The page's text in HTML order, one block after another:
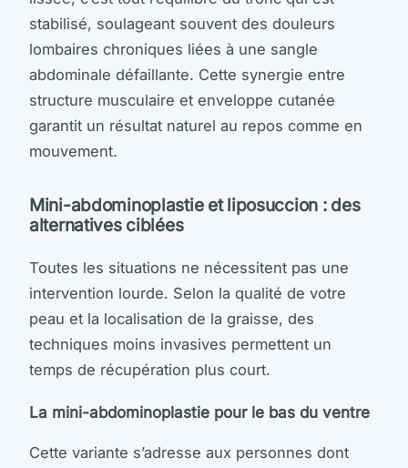
stabilisé, soulageant souvent des douleurs
lombaires chroniques liées à une sangle
abdominale défaillante. Cette synergie entre
structure musculaire et enveloppe cutanée
garantit un résultat naturel au repos comme en
mouvement.
Mini-abdominoplastie et liposuccion : des
alternatives ciblées
Toutes les situations ne nécessitent pas une
intervention lourde. Selon la qualité de votre
peau et la localisation de la graisse, des
techniques moins invasives permettent un
temps de récupération plus court.
La mini-abdominoplastie pour le bas du ventre
Cette variante s’adresse aux personnes dont